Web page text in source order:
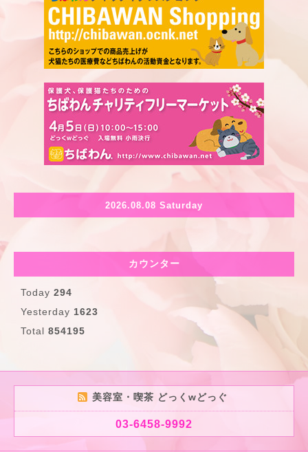
2026.08.08 Saturday
カウンター
Today 294
Yesterday 1623
Total 854195
美容室・喫茶 どっくwどっぐ
03-6458-9992